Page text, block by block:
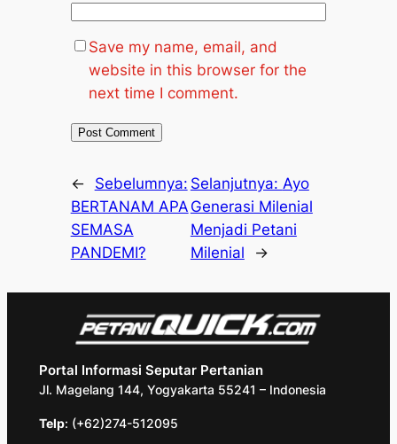
Save my name, email, and
website in this browser for the
next time I comment.
←
Sebelumnya:
BERTANAM APA
SEMASA
PANDEMI?
Selanjutnya: Ayo
Generasi Milenial
Menjadi Petani
Milenial
→
Portal Informasi Seputar Pertanian
Jl. Magelang 144, Yogyakarta 55241 – Indonesia
Telp: (+62)274-512095